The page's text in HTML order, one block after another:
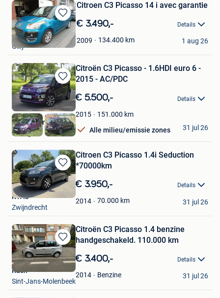
Bewaren
in
Mijn
Favorieten
Citroen C3 Picasso 14 i avec garantie
€ 3.490,- Details
2009 134.400 km
El Attar Hussein
Gilly
1 aug 26
Bewaren
in
Mijn
Favorieten
Citroën C3 Picasso - 1.6HDI euro 6 -
2015 - AC/PDC
€ 5.500,- Details
2015 151.000 km
Alle milieu/emissie zones
AEM Automotive
Beringen
31 jul 26
Bewaren
in
Mijn
Favorieten
Citroen C3 Picasso 1.4i Seduction
*70000km
€ 3.950,- Details
2014 70.000 km
KTAC
Zwijndrecht
31 jul 26
Bewaren
in
Mijn
Favorieten
Citroën C3 Picasso 1.4 benzine
handgeschakeld. 110.000 km
€ 3.400,- Details
2014 Benzine
Rash
Sint-Jans-Molenbeek
31 jul 26